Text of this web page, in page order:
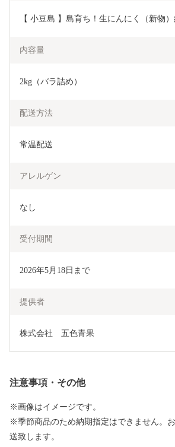
【 小豆島 】島育ち！生にんにく（新物
内容量
2kg（バラ詰め）
配送方法
常温配送
アレルゲン
なし
受付期間
2026年5月18日まで
提供者
株式会社　五色青果
注意事項・その他
※画像はイメージです。
※季節商品のため納期指定はできません。
送致します。